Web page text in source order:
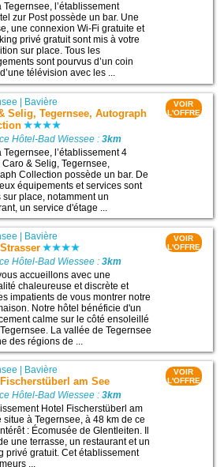
Tegernsee, l’établissement
zur Post possède un bar. Une
une connexion Wi-Fi gratuite et
privé gratuit sont mis à votre
sur place. Tous les
sont pourvus d’un coin
télévision avec les ...
| Bavière
Selig, Tegernsee, Autograph
Hôtel-Bad Wiessee :3km
Tegernsee, l’établissement 4
& Selig, Tegernsee,
Collection possède un bar. De
équipements et services sont
sur place, notamment un
un service d'étage ...
VOIR
L'OFFRE
| Bavière
Hôtel-Bad Wiessee :3km
accueillons avec une
chaleureuse et discrète et
impatients de vous montrer notre
Notre hôtel bénéficie d'un
calme sur le côté ensoleillé
La vallée de Tegernsee
des régions de ...
VOIR
L'OFFRE
Bavière
am See
Hôtel-Bad Wiessee :3km
Hotel Fischerstüberl am
situe à Tegernsee, à 48 km de ce
: Écomusée de Glentleiten. Il
une terrasse, un restaurant et un
privé gratuit. Cet établissement
...
VOIR
L'OFFRE